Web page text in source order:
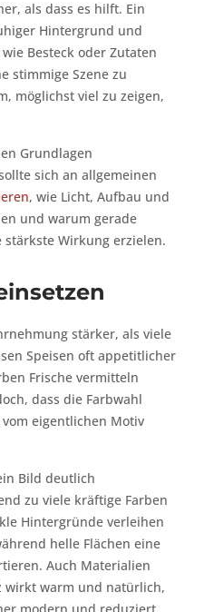
als dass es hilft. Ein
Hintergrund und
Besteck oder Zutaten
stimmige Szene zu
möglichst viel zu zeigen,
Grundlagen
sich an allgemeinen
, wie Licht, Aufbau und
und warum gerade
Wirkung erzielen.
stärker, als viele
Speisen oft appetitlicher
Frische vermitteln
dass die Farbwahl
eigentlichen Motiv
Bild deutlich
zu viele kräftige Farben
Hintergründe verleihen
helle Flächen eine
Auch Materialien
wirkt warm und natürlich,